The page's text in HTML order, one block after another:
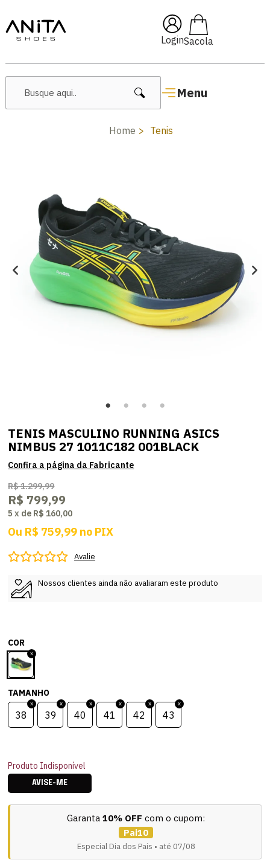
Login
Menu
Pai10
Home Tenis
TENIS MASCULINO RUNNING ASICS
NIMBUS 27 1011C182 001BLACK
R$ 1.299,99
R$ 799,99
5 x de R$ 160,00
Ou R$ 759,99 no PIX
Avalie
Nossos clientes ainda não avaliaram este produto
COR
TAMANHO
38 39 40 41 42 43
Produto Indisponível
AVISE-ME
Garanta 10% OFF com o cupom:
Pai10
Especial Dia dos Pais • até 07/08